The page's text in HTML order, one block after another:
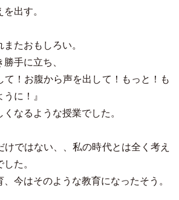
出す。
たおもしろい。
手に立ち、
て！お腹から声を出して！もっと！も
に！』
なるような授業でした。
ではない、、私の時代とは全く考え
た。
今はそのような教育になったそう。